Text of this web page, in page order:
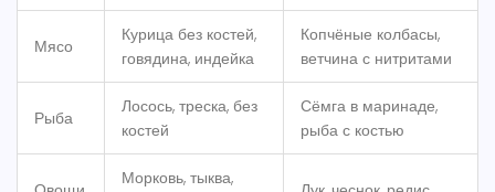
Мясо
Курица без костей,
говядина, индейка
Копчёные колбасы,
ветчина с нитритами
Рыба
Лосось, треска, без
костей
Сёмга в маринаде,
рыба с костью
Морковь, тыква,